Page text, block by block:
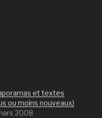
et textes
ou moins nouveaux)
2008